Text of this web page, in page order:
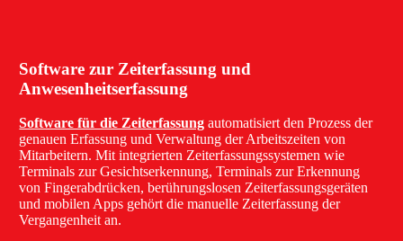
Software zur Zeiterfassung und
Anwesenheitserfassung
Software für die Zeiterfassung automatisiert den Prozess der
genauen Erfassung und Verwaltung der Arbeitszeiten von
Mitarbeitern. Mit integrierten Zeiterfassungssystemen wie
Terminals zur Gesichtserkennung, Terminals zur Erkennung
von Fingerabdrücken, berührungslosen Zeiterfassungsgeräten
und mobilen Apps gehört die manuelle Zeiterfassung der
Vergangenheit an.